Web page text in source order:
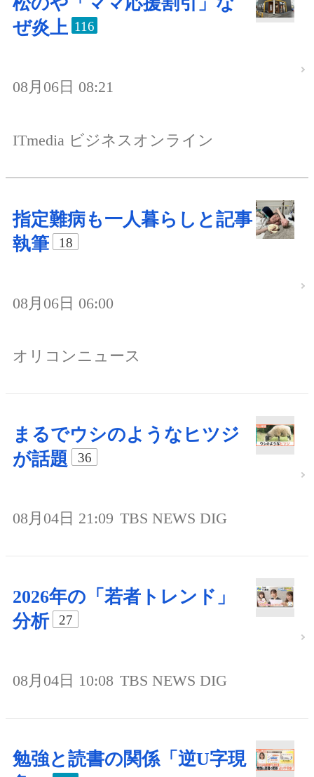
ぜ炎上 116
08月06日 08:21
ITmedia ビジネスオンライン
指定難病も一人暮らしと記事
執筆
18
08月06日 06:00
オリコンニュース
まるでウシのようなヒツジ
が話題
36
08月04日 21:09 TBS NEWS DIG
2026年の「若者トレンド」
分析
27
08月04日 10:08 TBS NEWS DIG
勉強と読書の関係「逆U字現